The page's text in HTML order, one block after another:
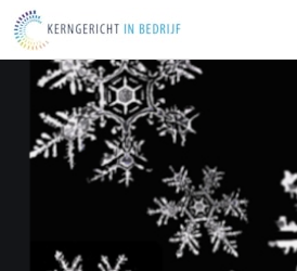
Home BEDRIJFSOPTIMALISATIE
Home Agenda Nieuws